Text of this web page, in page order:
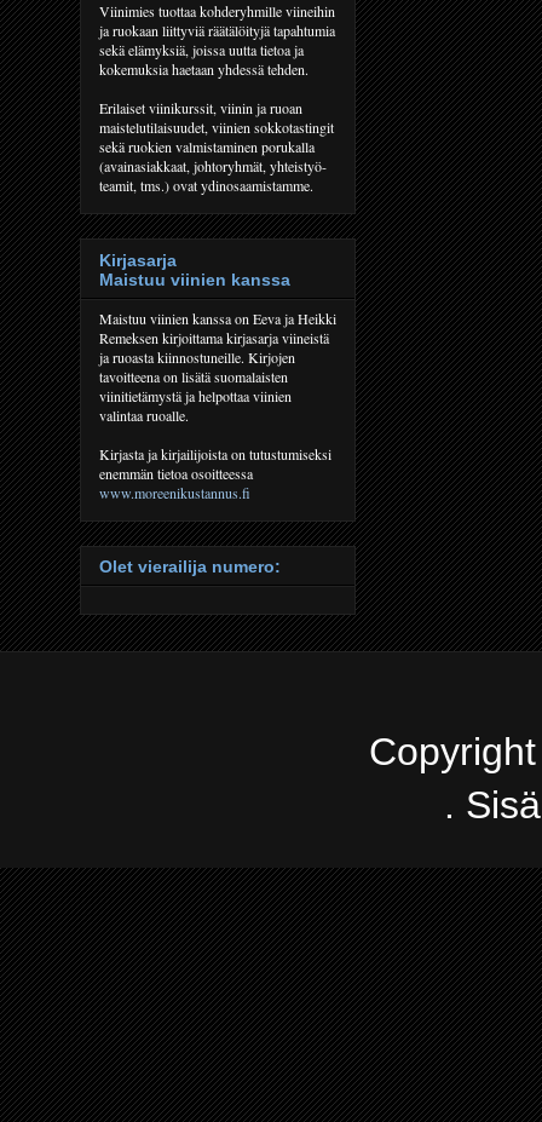
Viinimies tuottaa kohderyhmille viineihin
ja ruokaan liittyviä räätälöityjä tapahtumia
sekä elämyksiä, joissa uutta tietoa ja
kokemuksia haetaan yhdessä tehden.
Erilaiset viinikurssit, viinin ja ruoan
maistelutilaisuudet, viinien sokkotastingit
sekä ruokien valmistaminen porukalla
(avainasiakkaat, johtoryhmät, yhteistyö-
teamit, tms.) ovat ydinosaamistamme.
Kirjasarja
Maistuu viinien kanssa
Maistuu viinien kanssa on Eeva ja Heikki
Remeksen kirjoittama kirjasarja viineistä
ja ruoasta kiinnostuneille. Kirjojen
tavoitteena on lisätä suomalaisten
viinitietämystä ja helpottaa viinien
valintaa ruoalle.
Kirjasta ja kirjailijoista on tutustumiseksi
enemmän tietoa osoitteessa
www.moreenikustannus.fi
Olet vierailija numero:
.